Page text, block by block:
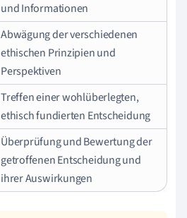
und Informationen
Abwägung der verschiedenen
ethischen Prinzipien und
Perspektiven
Treffen einer wohlüberlegten,
ethisch fundierten Entscheidung
Überprüfung und Bewertung der
getroffenen Entscheidung und
ihrer Auswirkungen